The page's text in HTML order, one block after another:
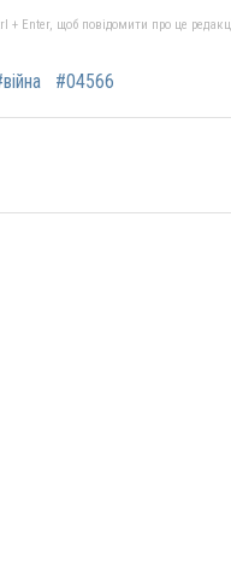
+ Enter, щоб повідомити про це
#04566